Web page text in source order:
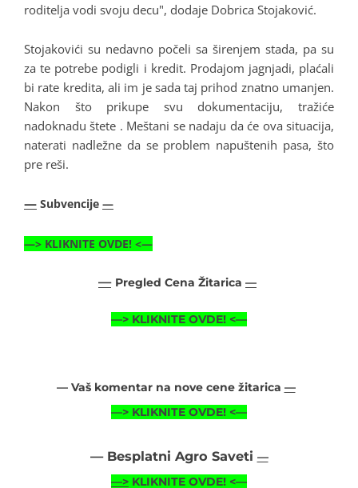
roditelja vodi svoju decu", dodaje Dobrica Stojaković.
Stojakovići su nedavno počeli sa širenjem stada, pa su
za te potrebe podigli i kredit. Prodajom jagnjadi, plaćali
bi rate kredita, ali im je sada taj prihod znatno umanjen.
Nakon što prikupe svu dokumentaciju, tražiće
nadoknadu štete . Meštani se nadaju da će ova situacija,
naterati nadležne da se problem napuštenih pasa, što
pre reši.
— Subvencije —
—> KLIKNITE OVDE! <—
— Pregled Cena Žitarica —
—> KLIKNITE OVDE! <—
— Vaš komentar na nove cene žitarica —
—> KLIKNITE OVDE! <—
— Besplatni Agro Saveti —
—> KLIKNITE OVDE! <—